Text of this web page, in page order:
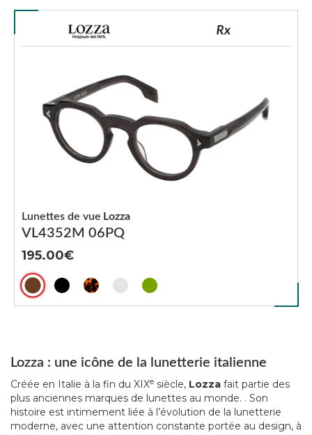
VL4352M 06PQ
Lunettes de vue Lozza
195.00
Lozza : une icône de la lunetterie italienne
Créée en Italie à la fin du XIXe siècle, Lozza fait partie des
plus anciennes marques de lunettes au monde. . Son
histoire est intimement liée à l’évolution de la lunetterie
moderne, avec une attention constante portée au design, à